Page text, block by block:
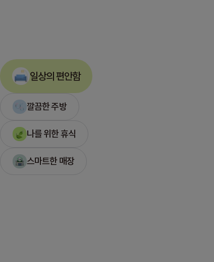
일상의 편안함
깔끔한 주방
나를 위한 휴식
스마트한 매장